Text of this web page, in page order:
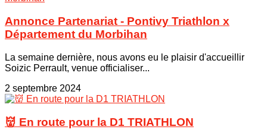
Annonce Partenariat - Pontivy Triathlon x
Département du Morbihan
La semaine dernière, nous avons eu le plaisir d'accueillir
Soizic Perrault, venue officialiser...
2 septembre 2024
👹 En route pour la D1 TRIATHLON